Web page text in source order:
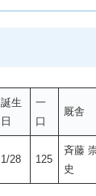
誕生
日
一
口
厩舎
1/28 125
斉藤
史